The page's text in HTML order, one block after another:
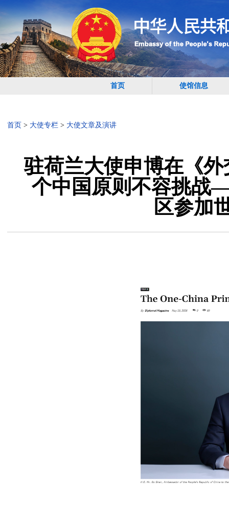
首页 使馆信息
首页 > 大使专栏> 大使文章及演讲
驻荷兰大使申博在《
个中国原则不容挑战
区参加